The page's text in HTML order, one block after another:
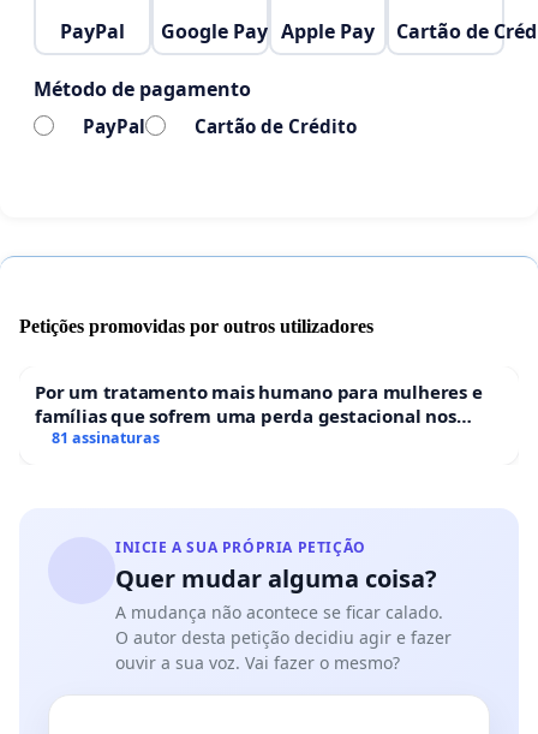
PayPal Google Pay Apple Pay Cartão de
Método de pagamento
PayPal Cartão de Crédito
Petições promovidas por outros utilizadores
Por um tratamento mais humano para mulheres e
famílias que sofrem uma perda gestacional nos
hospitais portugueses
81 assinaturas
INICIE A SUA PRÓPRIA PETIÇÃO
Quer mudar alguma coisa?
A mudança não acontece se ficar calado.
O autor desta petição decidiu agir e fazer
ouvir a sua voz. Vai fazer o mesmo?